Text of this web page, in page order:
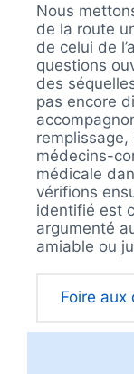
Nous
de la route
de celui de
questions
des
pas encore
médecins-
médicale
vérifions
identifié est
argumenté
amiable ou
Foire aux